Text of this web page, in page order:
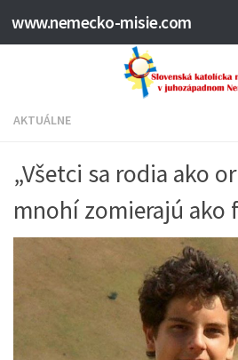
www.nemecko-misie.com
AKTUÁLNE
„Všetci sa rodia ako
mnohí zomierajú ako